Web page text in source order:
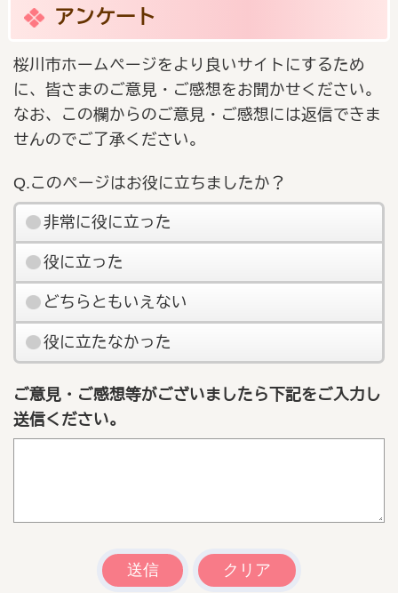
アンケート
桜川市ホームページをより良いサイトにするため
に、皆さまのご意見・ご感想をお聞かせください。
なお、この欄からのご意見・ご感想には返信できま
せんのでご了承ください。
Q.このページはお役に立ちましたか？
非常に役に立った
役に立った
どちらともいえない
役に立たなかった
ご意見・ご感想等がございましたら下記をご入力し
送信ください。